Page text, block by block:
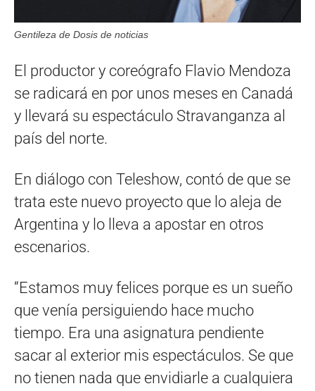
Gentileza de Dosis de noticias
El productor y coreógrafo Flavio Mendoza
se radicará en por unos meses en Canadá
y llevará su espectáculo Stravanganza al
país del norte.
En diálogo con Teleshow, contó de que se
trata este nuevo proyecto que lo aleja de
Argentina y lo lleva a apostar en otros
escenarios.
“Estamos muy felices porque es un sueño
que venía persiguiendo hace mucho
tiempo. Era una asignatura pendiente
sacar al exterior mis espectáculos. Se que
no tienen nada que envidiarle a cualquiera